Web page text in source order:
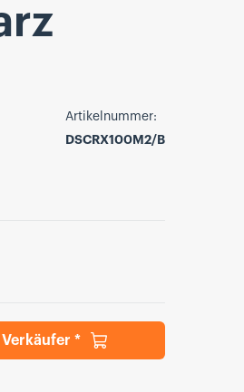
Artikelnummer:
DSCRX100M2/B
*